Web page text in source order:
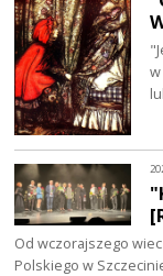
Od wczorajszego
Polskiego w